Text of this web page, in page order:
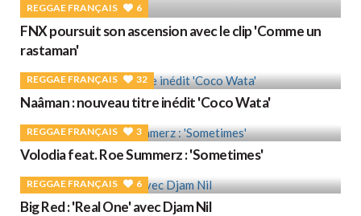
REGGAE FRANÇAIS 6
FNX poursuit son ascension avec le clip 'Comme un
rastaman'
REGGAE FRANÇAIS 32
Naâman : nouveau titre inédit 'Coco Wata'
REGGAE FRANÇAIS 3
Volodia feat. Roe Summerz : 'Sometimes'
REGGAE FRANÇAIS 6
Big Red : 'Real One' avec Djam Nil